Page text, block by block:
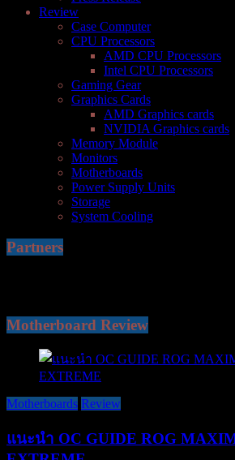
Review
Case Computer
CPU Processors
AMD CPU Processors
Intel CPU Processors
Gaming Gear
Graphics Cards
AMD Graphics cards
NVIDIA Graphics cards
Memory Module
Monitors
Motherboards
Power Supply Units
Storage
System Cooling
Partners
Motherboard Review
Motherboards Review
แนะนำ OC GUIDE ROG